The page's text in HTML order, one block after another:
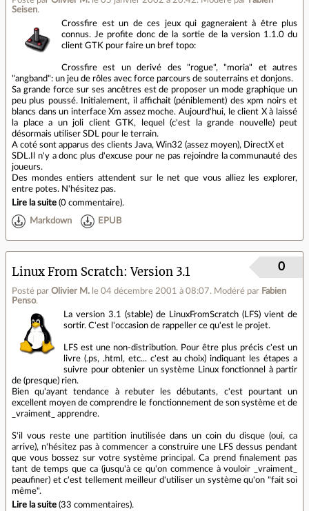
Seisen.
Crossfire est un de ces jeux qui gagneraient à être plus
connus. Je profite donc de la sortie de la version 1.1.0 du
client GTK pour faire un bref topo:
Crossfire est un derivé des "rogue", "moria" et autres
"angband": un jeu de rôles avec force parcours de souterrains et donjons.
Sa grande force sur ses ancêtres est de proposer un mode graphique un
peu plus poussé. Initialement, il affichait (péniblement) des xpm noirs et
blancs dans un interface Xm assez moche. Aujourd'hui, le client X à laissé
la place a un joli client GTK, lequel (c'est la grande nouvelle) peut
désormais utiliser SDL pour le terrain.
A coté sont apparus des clients Java, Win32 (assez moyen), DirectX et
SDL.Il n'y a donc plus d'excuse pour ne pas rejoindre la communauté des
joueurs.
Des mondes entiers attendent sur le net que vous alliez les explorer,
entre potes. N'hésitez pas.
Lire la suite (0 commentaire).
Markdown EPUB
Linux From Scratch: Version 3.1
Posté par Olivier M. le 04 décembre 2001 à 08:07. Modéré par Fabien
Penso.
0
La version 3.1 (stable) de LinuxFromScratch (LFS) vient de
sortir. C'est l'occasion de rappeller ce qu'est le projet.
LFS est une non-distribution. Pour être plus précis c'est un
livre (.ps, .html, etc... c'est au choix) indiquant les étapes a
suivre pour obtenier un système Linux fonctionnel à partir
de (presque) rien.
Bien qu'ayant tendance à rebuter les débutants, c'est pourtant un
excellent moyen de comprendre le fonctionnement de son système et de
_vraiment_ apprendre.
S'il vous reste une partition inutilisée dans un coin du disque (oui, ca
arrive), n'hésitez pas à commencer a construire une LFS dessus pendant
que vous bossez sur votre système principal. Ca prend finalement pas
tant de temps que ca (jusqu'à ce qu'on commence à vouloir _vraiment_
peaufiner) et c'est tellement meilleur d'utiliser un système qu'on "fait soi
même".
Lire la suite (33 commentaires).